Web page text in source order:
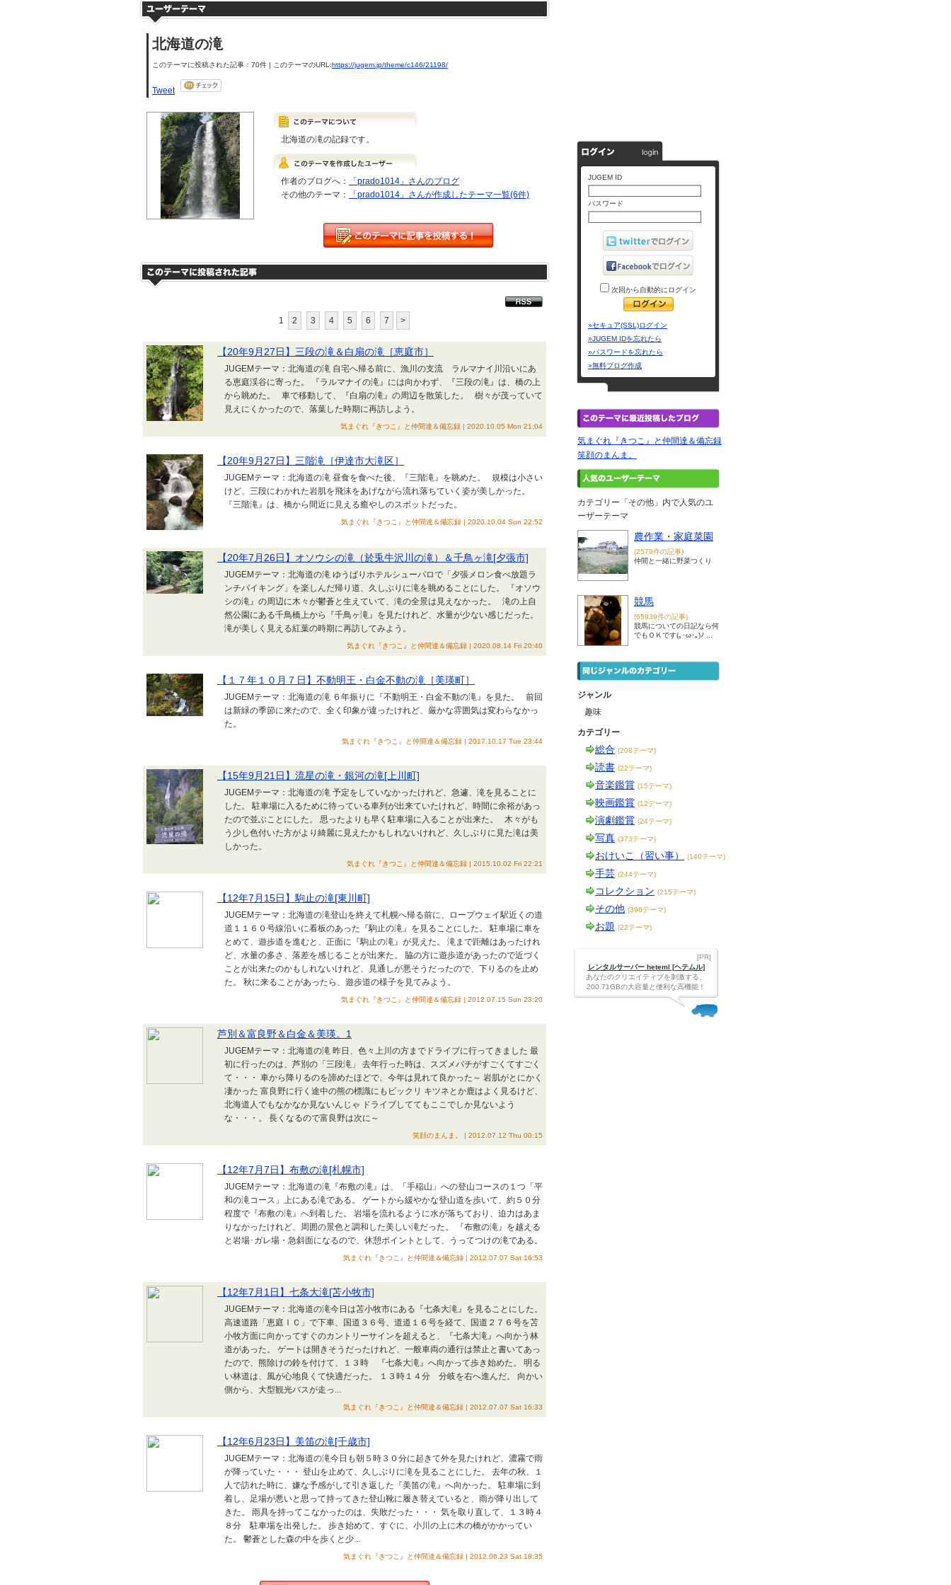
北海道の滝
このテーマに投稿された記事：70件 | このテーマのURL:https://jugem.jp/theme/c146/21198/
Tweet
北海道の滝の記録です。
作者のブログへ：
「prado1014」さんのブログ
その他のテーマ：
「prado1014」さんが作成したテーマ一覧(6件)
1 2 3 4 5 6 7 >
【20年9月27日】三段の滝＆白扇の滝［恵庭市］
JUGEMテーマ：北海道の滝 自宅へ帰る前に、漁川の支流 ラルマナイ川沿いにあ
る恵庭渓谷に寄った。 『ラルマナイの滝』には向かわず、『三段の滝』は、橋の上
から眺めた。 車で移動して、『白扇の滝』の周辺を散策した。 樹々が茂っていて
見えにくかったので、落葉した時期に再訪しよう。
気まぐれ『きつこ』と仲間達＆備忘録 | 2020.10.05 Mon 21:04
【20年9月27日】三階滝［伊達市大滝区］
JUGEMテーマ：北海道の滝 昼食を食べた後、『三階滝』を眺めた。 規模は小さい
けど、三段にわかれた岩肌を飛沫をあげながら流れ落ちていく姿が美しかった。
『三階滝』は、橋から間近に見える癒やしのスポットだった。
気まぐれ『きつこ』と仲間達＆備忘録 | 2020.10.04 Sun 22:52
【20年7月26日】オソウシの滝（於兎牛沢川の滝）＆千鳥ヶ滝[夕張市]
JUGEMテーマ：北海道の滝 ゆうばりホテルシューパロで「夕張メロン食べ放題ラ
ンチバイキング」を楽しんだ帰り道、久しぶりに滝を眺めることにした。 『オソウ
シの滝』の周辺に木々が鬱蒼と生えていて、滝の全景は見えなかった。 滝の上自
然公園にある千鳥橋上から『千鳥ヶ滝』を見たけれど、水量が少ない感じだった。
滝が美しく見える紅葉の時期に再訪してみよう。
気まぐれ『きつこ』と仲間達＆備忘録 | 2020.08.14 Fri 20:40
【１７年１０月７日】不動明王・白金不動の滝［美瑛町］
JUGEMテーマ：北海道の滝 ６年振りに『不動明王・白金不動の滝』を見た。 前回
は新緑の季節に来たので、全く印象が違ったけれど、厳かな雰囲気は変わらなかっ
た。
気まぐれ『きつこ』と仲間達＆備忘録 | 2017.10.17 Tue 23:44
【15年9月21日】流星の滝・銀河の滝[上川町]
JUGEMテーマ：北海道の滝 予定をしていなかったけれど、急遽、滝を見ることに
した。 駐車場に入るために待っている車列が出来ていたけれど、時間に余裕があっ
たので並ぶことにした。 思ったよりも早く駐車場に入ることが出来た。 木々がも
う少し色付いた方がより綺麗に見えたかもしれないけれど、久しぶりに見た滝は美
しかった。
気まぐれ『きつこ』と仲間達＆備忘録 | 2015.10.02 Fri 22:21
【12年7月15日】駒止の滝[東川町]
JUGEMテーマ：北海道の滝登山を終えて札幌へ帰る前に、ロープウェイ駅近くの道
道１１６０号線沿いに看板のあった『駒止の滝』を見ることにした。 駐車場に車を
とめて、遊歩道を進むと、正面に『駒止の滝』が見えた。 滝まで距離はあったけれ
ど、水量の多さ、落差を感じることが出来た。 脇の方に遊歩道があったので近づく
ことが出来たのかもしれないけれど、見通しが悪そうだったので、下りるのを止め
た。 秋に来ることがあったら、遊歩道の様子を見てみよう。
気まぐれ『きつこ』と仲間達＆備忘録 | 2012.07.15 Sun 23:20
芦別＆富良野＆白金＆美瑛。1
JUGEMテーマ：北海道の滝 昨日、色々上川の方までドライブに行ってきました 最
初に行ったのは、芦別の「三段滝」 去年行った時は、スズメバチがすごくてすごく
て・・・ 車から降りるのを諦めたほどで、今年は見れて良かった～ 岩肌がとにかく
凄かった 富良野に行く途中の熊の標識にもビックリ キツネとか鹿はよく見るけど、
北海道人でもなかなか見ないんじゃ ドライブしててもここでしか見ないよう
な・・・。 長くなるので富良野は次に～
笑顔のまんま。 | 2012.07.12 Thu 00:15
【12年7月7日】布敷の滝[札幌市]
JUGEMテーマ：北海道の滝『布敷の滝』は、「手稲山」への登山コースの１つ「平
和の滝コース」上にある滝である。 ゲートから緩やかな登山道を歩いて、約５０分
程度で『布敷の滝』へ到着した。 岩場を流れるように水が落ちており、迫力はあま
りなかったけれど、周囲の景色と調和した美しい滝だった。 『布敷の滝』を越える
と岩場･ガレ場・急斜面になるので、休憩ポイントとして、うってつけの滝である。
気まぐれ『きつこ』と仲間達＆備忘録 | 2012.07.07 Sat 16:53
【12年7月1日】七条大滝[苫小牧市]
JUGEMテーマ：北海道の滝今日は苫小牧市にある『七条大滝』を見ることにした。
高速道路「恵庭ＩＣ」で下車、国道３６号、道道１６号を経て、国道２７６号を苫
小牧方面に向かってすぐのカントリーサインを超えると、『七条大滝』へ向かう林
道があった。 ゲートは開きそうだったけれど、一般車両の通行は禁止と書いてあっ
たので、熊除けの鈴を付けて、１３時 『七条大滝』へ向かって歩き始めた。 明る
い林道は、風が心地良くて快適だった。 １３時１４分 分岐を右へ進んだ。 向かい
側から、大型観光バスが走っ...
気まぐれ『きつこ』と仲間達＆備忘録 | 2012.07.07 Sat 16:33
【12年6月23日】美笛の滝[千歳市]
JUGEMテーマ：北海道の滝今日も朝５時３０分に起きて外を見たけれど、濃霧で雨
が降っていた・・・ 登山を止めて、久しぶりに滝を見ることにした。 去年の秋、１
人で訪れた時に、嫌な予感がして引き返した『美笛の滝』へ向かった。 駐車場に到
着し、足場が悪いと思って持ってきた登山靴に履き替えていると、雨が降り出して
きた。 雨具を持ってこなかったのは、失敗だった・・・ 気を取り直して、１３時４
８分 駐車場を出発した。 歩き始めて、すぐに、小川の上に木の橋がかかってい
た。 鬱蒼とした森の中を歩くと少...
気まぐれ『きつこ』と仲間達＆備忘録 | 2012.06.23 Sat 18:35
JUGEM ID
パスワード
次回から自動的にログイン
»セキュア(SSL)ログイン
»JUGEM IDを忘れたら
»パスワードを忘れたら
»無料ブログ作成
気まぐれ『きつこ』と仲間達＆備忘録
笑顔のまんま。
カテゴリー「その他」内で人気のユ
ーザーテーマ
農作業・家庭菜園
(2579件の記事)
仲間と一緒に野菜つくり
競馬
(65939件の記事)
競馬についての日記なら何
でもＯＫです(｡･ω･｡)ﾉ ...
ジャンル
趣味
カテゴリー
総合 (208テーマ)
読書 (22テーマ)
音楽鑑賞 (15テーマ)
映画鑑賞 (12テーマ)
演劇鑑賞 (24テーマ)
写真 (373テーマ)
おけいこ（習い事） (140テーマ)
手芸 (244テーマ)
コレクション (215テーマ)
その他 (396テーマ)
お題 (22テーマ)
[PR]
レンタルサーバー heteml [ヘテムル]
あなたのクリエイティブを刺激する、
200.71GBの大容量と便利な高機能！